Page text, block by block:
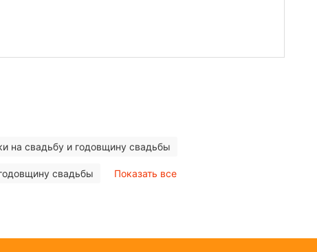
на свадьбу и годовщину свадьбы
свадьбы Показать все